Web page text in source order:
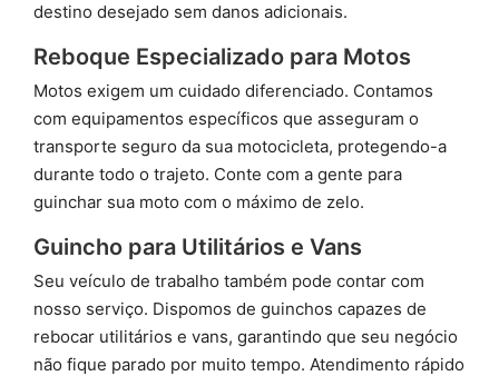
destino desejado sem danos adicionais.
Reboque Especializado para Motos
Motos exigem um cuidado diferenciado. Contamos
com equipamentos específicos que asseguram o
transporte seguro da sua motocicleta, protegendo-a
durante todo o trajeto. Conte com a gente para
guinchar sua moto com o máximo de zelo.
Guincho para Utilitários e Vans
Seu veículo de trabalho também pode contar com
nosso serviço. Dispomos de guinchos capazes de
rebocar utilitários e vans, garantindo que seu negócio
não fique parado por muito tempo. Atendimento rápido